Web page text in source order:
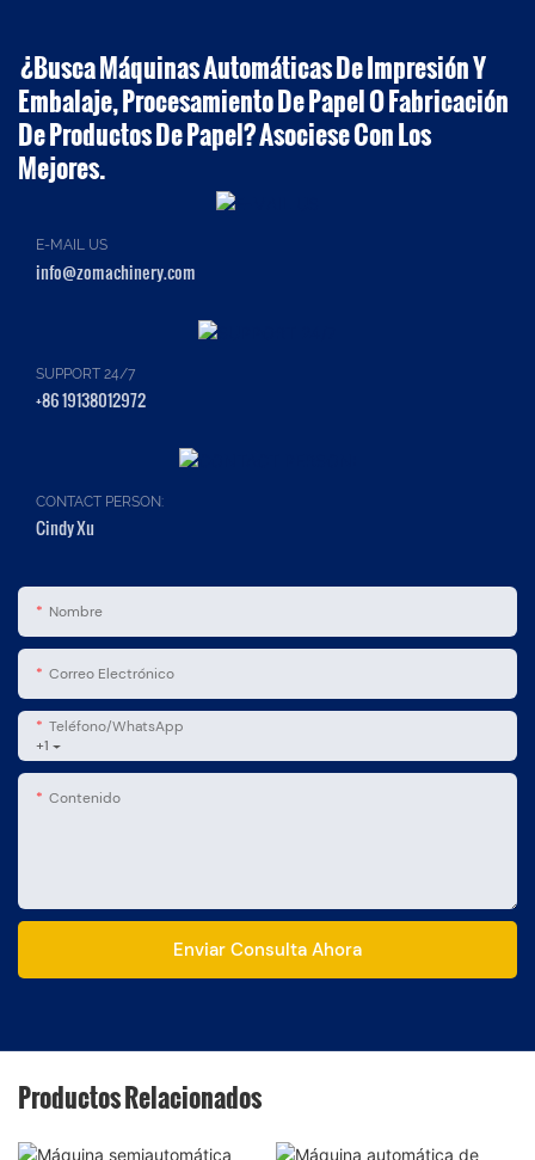
¿Busca Máquinas Automáticas De Impresión Y
Embalaje, Procesamiento De Papel O Fabricación
De Productos De Papel? Asociese Con Los
Mejores.
E-MAIL US
info@zomachinery.com
SUPPORT 24/7
+86 19138012972
CONTACT PERSON:
Cindy Xu
Nombre
Correo Electrónico
+1
Teléfono/WhatsApp
Contenido
Enviar Consulta Ahora
Productos Relacionados